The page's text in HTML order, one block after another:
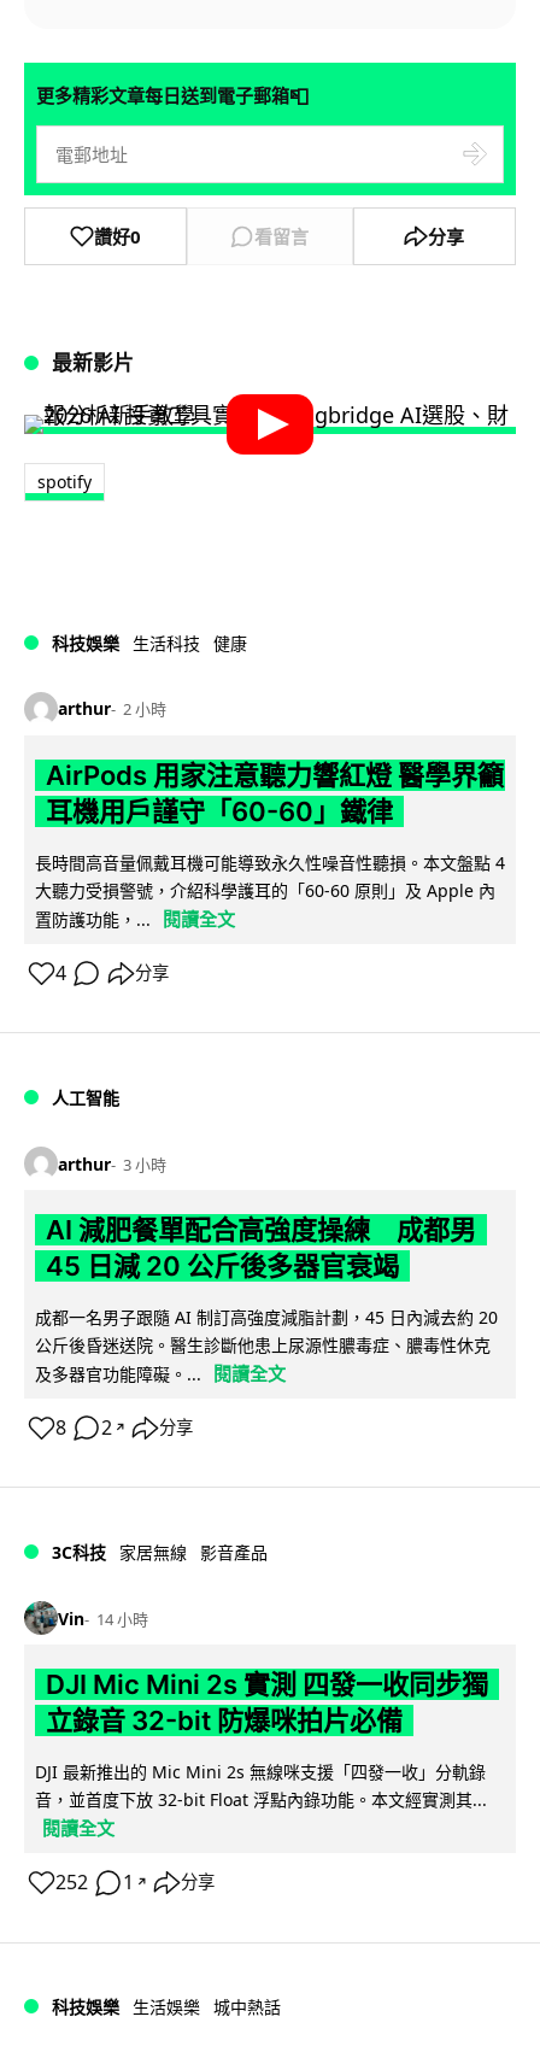
更多精彩文章每日送到電子郵箱📮
讚好0 看留言 分享
最新影片
spotify
科技娛樂 生活科技 健康
arthur 2 小時
AirPods 用家注意聽力響紅燈 醫學界籲
耳機用戶謹守「60-60」鐵律
長時間高音量佩戴耳機可能導致永久性噪音性聽損。本文盤點 4
大聽力受損警號，介紹科學護耳的「60-60 原則」及 Apple 內
置防護功能，...
閱讀全文
4 分享
人工智能
arthur 3 小時
AI 減肥餐單配合高強度操練 成都男
45 日減 20 公斤後多器官衰竭
成都一名男子跟隨 AI 制訂高強度減脂計劃，45 日內減去約 20
公斤後昏迷送院。醫生診斷他患上尿源性膿毒症、膿毒性休克
及多器官功能障礙。...
閱讀全文
8 2 ↗ 分享
3C科技 家居無線 影音產品
Vin 14 小時
DJI Mic Mini 2s 實測 四發一收同步獨
立錄音 32-bit 防爆咪拍片必備
DJI 最新推出的 Mic Mini 2s 無線咪支援「四發一收」分軌錄
音，並首度下放 32-bit Float 浮點內錄功能。本文經實測其...
閱讀全文
252 1 ↗ 分享
科技娛樂 生活娛樂 城中熱話